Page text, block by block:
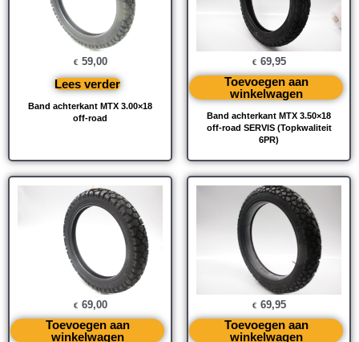
Band achterkant MTX 3.00×18
off-road
€ 59,00
Lees verder
Band achterkant MTX 3.50×18
off-road SERVIS (Topkwaliteit
6PR)
€ 69,95
Toevoegen aan
winkelwagen
€ 69,00
Toevoegen aan
winkelwagen
€ 69,95
Toevoegen aan
winkelwagen